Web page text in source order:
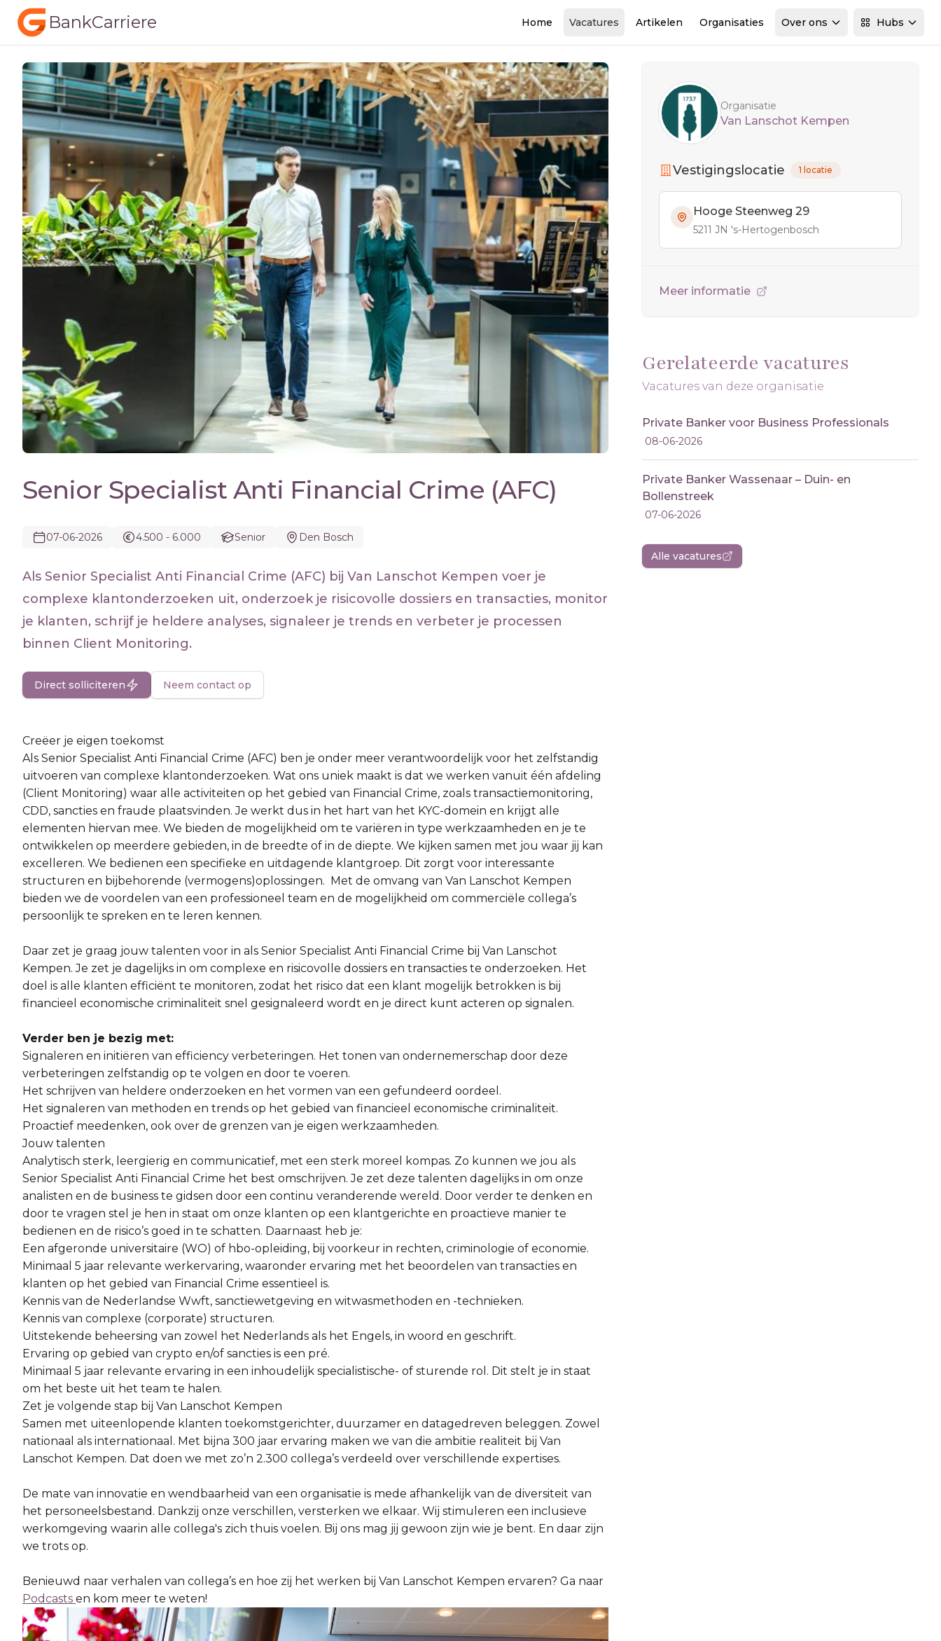
BankCarriere Home Vacatures Artikelen Organisaties Over ons Hubs
Senior Specialist Anti Financial Crime (AFC)
07-06-2026 4.500 - 6.000 Senior Den Bosch
Als Senior Specialist Anti Financial Crime (AFC) bij Van Lanschot Kempen voer je
complexe klantonderzoeken uit, onderzoek je risicovolle dossiers en transacties, monitor
je klanten, schrijf je heldere analyses, signaleer je trends en verbeter je processen
binnen Client Monitoring.
Direct solliciteren Neem contact op
Creëer je eigen toekomst
Als Senior Specialist Anti Financial Crime (AFC) ben je onder meer verantwoordelijk voor het zelfstandig
uitvoeren van complexe klantonderzoeken. Wat ons uniek maakt is dat we werken vanuit één afdeling
(Client Monitoring) waar alle activiteiten op het gebied van Financial Crime, zoals transactiemonitoring,
CDD, sancties en fraude plaatsvinden. Je werkt dus in het hart van het KYC-domein en krijgt alle
elementen hiervan mee. We bieden de mogelijkheid om te variëren in type werkzaamheden en je te
ontwikkelen op meerdere gebieden, in de breedte of in de diepte. We kijken samen met jou waar jij kan
excelleren. We bedienen een specifieke en uitdagende klantgroep. Dit zorgt voor interessante
structuren en bijbehorende (vermogens)oplossingen. Met de omvang van Van Lanschot Kempen
bieden we de voordelen van een professioneel team en de mogelijkheid om commerciële collega’s
persoonlijk te spreken en te leren kennen.
Daar zet je graag jouw talenten voor in als Senior Specialist Anti Financial Crime bij Van Lanschot
Kempen. Je zet je dagelijks in om complexe en risicovolle dossiers en transacties te onderzoeken. Het
doel is alle klanten efficiënt te monitoren, zodat het risico dat een klant mogelijk betrokken is bij
financieel economische criminaliteit snel gesignaleerd wordt en je direct kunt acteren op signalen.
Verder ben je bezig met:
Signaleren en initiëren van efficiency verbeteringen. Het tonen van ondernemerschap door deze
verbeteringen zelfstandig op te volgen en door te voeren.
Het schrijven van heldere onderzoeken en het vormen van een gefundeerd oordeel.
Het signaleren van methoden en trends op het gebied van financieel economische criminaliteit.
Proactief meedenken, ook over de grenzen van je eigen werkzaamheden.
Jouw talenten
Analytisch sterk, leergierig en communicatief, met een sterk moreel kompas. Zo kunnen we jou als
Senior Specialist Anti Financial Crime het best omschrijven. Je zet deze talenten dagelijks in om onze
analisten en de business te gidsen door een continu veranderende wereld. Door verder te denken en
door te vragen stel je hen in staat om onze klanten op een klantgerichte en proactieve manier te
bedienen en de risico’s goed in te schatten. Daarnaast heb je:
Een afgeronde universitaire (WO) of hbo-opleiding, bij voorkeur in rechten, criminologie of economie.
Minimaal 5 jaar relevante werkervaring, waaronder ervaring met het beoordelen van transacties en
klanten op het gebied van Financial Crime essentieel is.
Kennis van de Nederlandse Wwft, sanctiewetgeving en witwasmethoden en -technieken.
Kennis van complexe (corporate) structuren.
Uitstekende beheersing van zowel het Nederlands als het Engels, in woord en geschrift.
Ervaring op gebied van crypto en/of sancties is een pré.
Minimaal 5 jaar relevante ervaring in een inhoudelijk specialistische- of sturende rol. Dit stelt je in staat
om het beste uit het team te halen.
Zet je volgende stap bij Van Lanschot Kempen
Samen met uiteenlopende klanten toekomstgerichter, duurzamer en datagedreven beleggen. Zowel
nationaal als internationaal. Met bijna 300 jaar ervaring maken we van die ambitie realiteit bij Van
Lanschot Kempen. Dat doen we met zo’n 2.300 collega’s verdeeld over verschillende expertises.
De mate van innovatie en wendbaarheid van een organisatie is mede afhankelijk van de diversiteit van
het personeelsbestand. Dankzij onze verschillen, versterken we elkaar. Wij stimuleren een inclusieve
werkomgeving waarin alle collega's zich thuis voelen. Bij ons mag jij gewoon zijn wie je bent. En daar zijn
we trots op.
Benieuwd naar verhalen van collega’s en hoe zij het werken bij Van Lanschot Kempen ervaren? Ga naar
Podcasts en kom meer te weten!
Organisatie
Van Lanschot Kempen
Vestigingslocatie 1 locatie
Hooge Steenweg 29
5211 JN 's-Hertogenbosch
Meer informatie
Gerelateerde vacatures
Vacatures van deze organisatie
Private Banker voor Business Professionals
08-06-2026
Private Banker Wassenaar – Duin- en
Bollenstreek
07-06-2026
Alle vacatures